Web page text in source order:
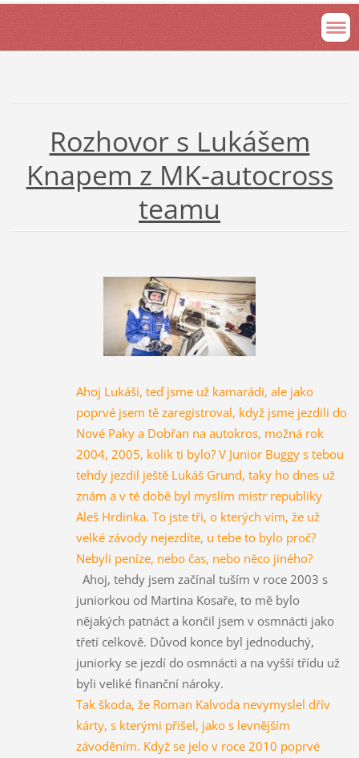
Rozhovor s Lukášem
Knapem z MK-autocross
teamu
Ahoj Lukáši, teď jsme už kamarádi, ale jako
poprvé jsem tě zaregistroval, když jsme jezdili do
Nové Paky a Dobřan na autokros, možná rok
2004, 2005, kolik ti bylo? V Junior Buggy s tebou
tehdy jezdil ještě Lukáš Grund, taky ho dnes už
znám a v té době byl myslím mistr republiky
Aleš Hrdinka. To jste tři, o kterých vím, že už
velké závody nejezdíte, u tebe to bylo proč?
Nebyli peníze, nebo čas, nebo něco jiného?
Ahoj, tehdy jsem začínal tuším v roce 2003 s
juniorkou od Martina Kosaře, to mě bylo
nějakých patnáct a končil jsem v osmnácti jako
třetí celkově. Důvod konce byl jednoduchý,
juniorky se jezdí do osmnácti a na vyšší třídu už
byli veliké finanční nároky.
Tak škoda, že Roman Kalvoda nevymyslel dřív
kárty, s kterými přišel, jako s levnějším
závoděním. Když se jelo v roce 2010 poprvé